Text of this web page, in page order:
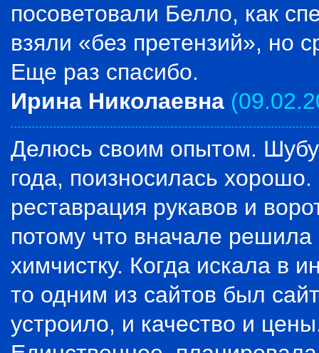
посоветовали Белло, как
взяли «без претензий», но
Еще раз спасибо.
Ирина Николаевна
Делюсь своим опытом.
года, поизносилась
реставрация рукавов и
потому что вначале
химчистку. Когда искала в
то одним из сайтов был
устроило, и качество и